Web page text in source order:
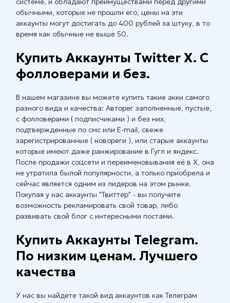
обычными, которые не прошли его, цены на эти
аккаунты могут достигать до 400 рублей за штуку, в то
время как обычные не выше 50.
Купить Аккаунты Twitter X. С
фолловерами и без.
В нашем магазине вы можете купить такие акки самого
разного вида и качества: Авторег заполненные, пустые,
с фолловерами ( подписчиками ) и без них,
подтвержденные по смс или E-mail, свеже
зарегистрированные ( новореги ), или старые аккаунты
которые имеют даже ранжирование в Гугл и яндекс.
После продажи соцсети и переименовывания её в X, она
не утратила былой популярности, а только приобрела и
сейчас является одним из лидеров на этом рынке.
Покупая у нас аккаунты "Твиттер" - вы получите
возможность рекламировать свой товар, либо
развивать свой блог с интересными постами.
Купить Аккаунты Telegram.
По низким ценам. Лучшего
качества
У нас вы найдете такой вид аккаунтов как Телеграм